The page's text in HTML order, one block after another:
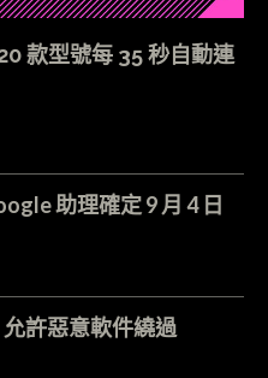
款型號每 35 秒自動連
助理確定 9 月 4 日
許惡意軟件繞過